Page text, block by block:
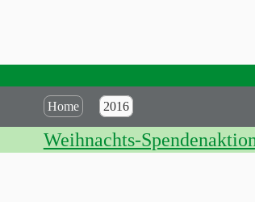
Home 2016
Weihnachts-